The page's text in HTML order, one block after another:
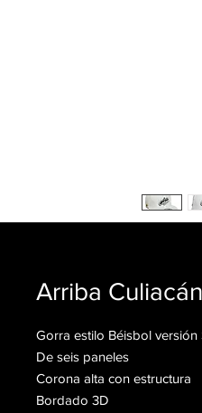
Arriba
Gorra estilo Béisbol versión
De seis paneles
Corona alta con estructura
Bordado 3D